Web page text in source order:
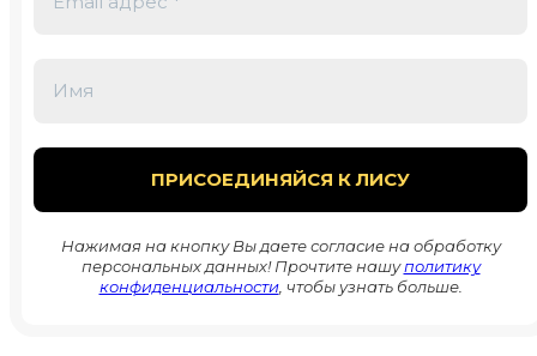
Нажимая на кнопку Вы даете согласие на обработку
персональных данных! Прочтите нашуполитику
конфиденциальности, чтобы узнать больше.